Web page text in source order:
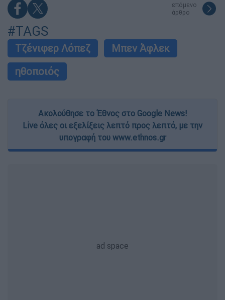
επόμενο
άρθρο
#TAGS
Τζένιφερ Λόπεζ
Μπεν Άφλεκ
ηθοποιός
Ακολούθησε το Έθνος στο Google News!
Live όλες οι εξελίξεις λεπτό προς λεπτό, με την
υπογραφή του www.ethnos.gr